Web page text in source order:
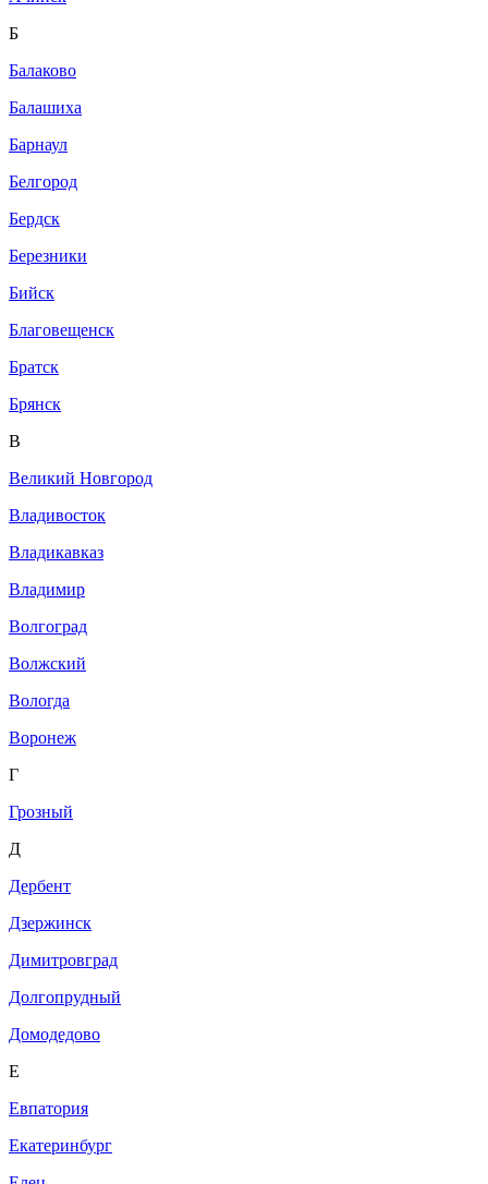
Б
Балаково
Балашиха
Барнаул
Белгород
Бердск
Березники
Бийск
Благовещенск
Братск
Брянск
В
Великий Новгород
Владивосток
Владикавказ
Владимир
Волгоград
Волжский
Вологда
Воронеж
Г
Грозный
Д
Дербент
Дзержинск
Димитровград
Долгопрудный
Домодедово
Е
Евпатория
Екатеринбург